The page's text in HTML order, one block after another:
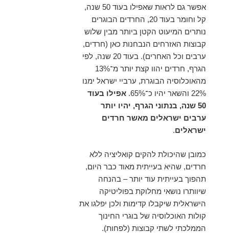
אפשר גם לראות שאפילו בעוד 50 שנה,
קל וחומר בעוד 20, החרדים הבוגרים
נותרים המיעוט הקטן ביותר מבין שלוש
קבוצות האזרחים הנבחנות כאן (חרדים,
ערבים וכל האחרים). בעוד 20 שנה, לפי
הגרף, חרדים יהוו קצת יותר מ־13%
מהאוכלוסיה הבוגרת, ערביי ישראל ימנו
22% והשאר יהיו כ־65%.
אפילו בעוד
50 שנה, בנתוני הגרף, יהיו יותר
ערבים ישראלים מאשר חרדים
ישראלים.
כמובן שהיכולת להקים קואליציה ללא
חרדים, שהיא בעייתית מאוד כבר היום,
תהפוך בעייתית עוד יותר – בהנחה
שיוותרו נושאי מחלוקת בפוליטיקה
הישראלית שיקבלו קדימות ולכן יפלגו את
קולות האוכלוסיה של בוגרי החינוך
הממלכתי לשתי קבוצות (לפחות).